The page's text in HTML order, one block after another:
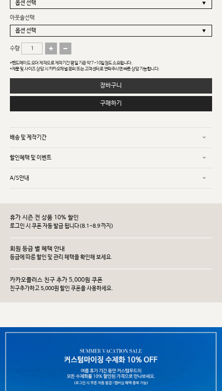
아웃솔선택
수량
*핸드메이드 오더 제작으로 제작기간 평일 기준 약 7~10일정도 소요됩니다.
*제품 및 사이즈 상담 시 카카오채널 문의 또는 고객센터로 연락주시면 빠른 상담 가능합니다.
장바구니
구매하기
배송 및 제작기간
할인혜택 및 이벤트
A/S안내
휴가 시즌 전 상품 10% 할인
로그인 시 쿠폰 자동 발급 됩니다(8.1~8.9 까지)
회원 등급 별 혜택 안내
등급에 따른 할인 및 관리 헤택을 확인해 보세요.
카카오플러스 친구 추가 5,000원 쿠폰
친구추가하고 5,000원 할인 쿠폰을 사용하세요.